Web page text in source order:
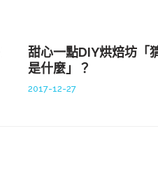
甜心一點DIY烘焙坊「
是什麼」？
2017-12-27